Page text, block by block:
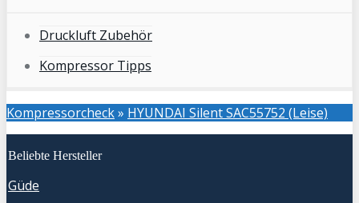
Druckluft Zubehör
Kompressor Tipps
Kompressorcheck» HYUNDAI Silent SAC55752 (Leise)
Beliebte Hersteller
Güde